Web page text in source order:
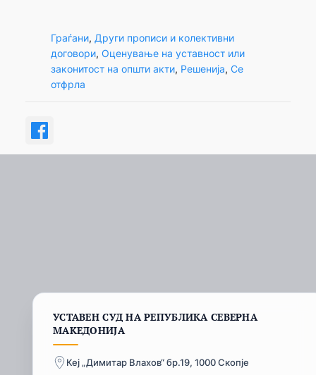
Граѓани, Други прописи и колективни
договори, Оценување на уставност или
законитост на општи акти, Решенија, Се
отфрла
УСТАВЕН СУД НА РЕПУБЛИКА СЕВЕРНА
МАКЕДОНИЈА
Кеј „Димитар Влахов“ бр.19, 1000 Скопје